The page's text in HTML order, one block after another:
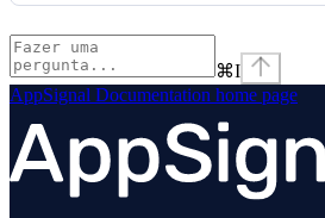
⌘I
AppSignal Documentation home page